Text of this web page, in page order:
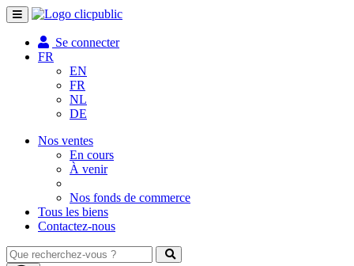
Toggle
navigation
Se connecter
FR
EN
FR
NL
DE
Nos ventes
En cours
À venir
Nos fonds de commerce
Tous les biens
Contactez-nous
Que